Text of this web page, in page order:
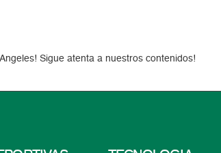
Sigue atenta a nuestros contenidos!